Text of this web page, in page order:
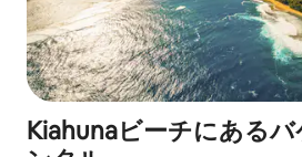
Kiahunaビーチにある